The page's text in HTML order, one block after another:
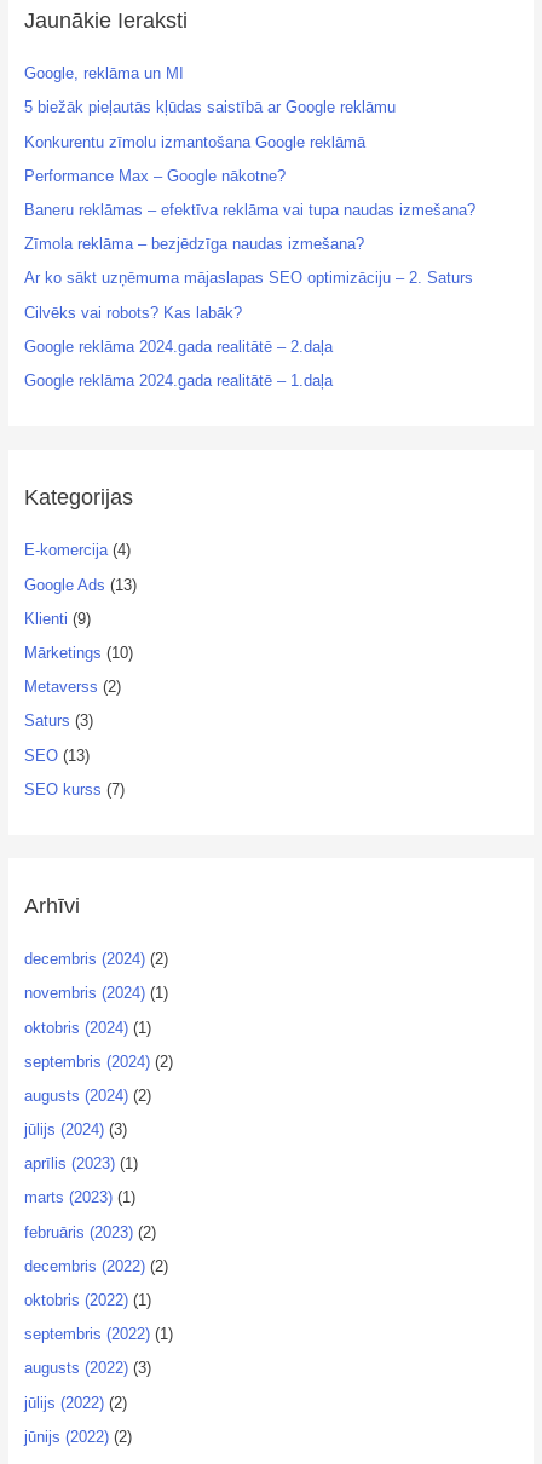
Jaunākie Ieraksti
Google, reklāma un MI
5 biežāk pieļautās kļūdas saistībā ar Google reklāmu
Konkurentu zīmolu izmantošana Google reklāmā
Performance Max – Google nākotne?
Baneru reklāmas – efektīva reklāma vai tupa naudas izmešana?
Zīmola reklāma – bezjēdzīga naudas izmešana?
Ar ko sākt uzņēmuma mājaslapas SEO optimizāciju – 2. Saturs
Cilvēks vai robots? Kas labāk?
Google reklāma 2024.gada realitātē – 2.daļa
Google reklāma 2024.gada realitātē – 1.daļa
Kategorijas
E-komercija(4)
Google Ads (13)
Klienti (9)
Mārketings (10)
Metaverss (2)
Saturs (3)
SEO(13)
SEO kurss (7)
Arhīvi
decembris (2024)(2)
novembris (2024)(1)
oktobris (2024)(1)
septembris (2024)(2)
augusts (2024)(2)
jūlijs (2024)(3)
aprīlis (2023)(1)
marts (2023)(1)
februāris (2023)(2)
decembris (2022)(2)
oktobris (2022)(1)
septembris (2022)(1)
augusts (2022)(3)
jūlijs (2022)(2)
jūnijs (2022)(2)